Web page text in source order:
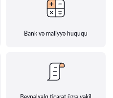
Bank və maliyyə hüququ